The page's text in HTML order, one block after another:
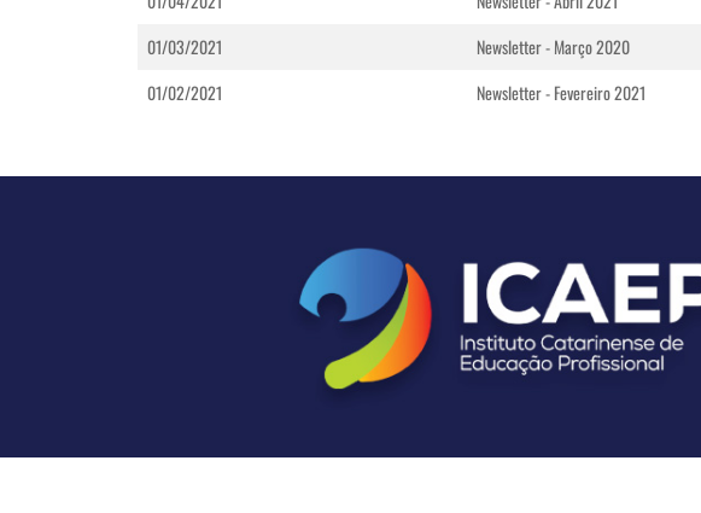
01/03/2021
Newsletter - Março 2020
01/02/2021
Newsletter - Fevereiro 2021